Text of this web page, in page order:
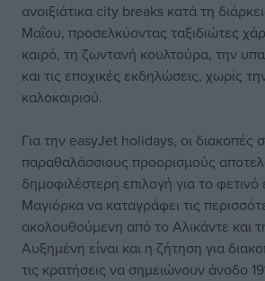
ανοιξιάτικα city breaks κατά τη
Μαΐου, προσελκύοντας ταξιδιώτες
καιρό, τη ζωντανή κουλτούρα, την
και τις εποχικές εκδηλώσεις, χωρίς
καλοκαιριού.
Για την easyJet holidays, οι διακοπές
παραθαλάσσιους προορισμούς
δημοφιλέστερη επιλογή για το
Μαγιόρκα να καταγράφει τις
ακολουθούμενη από το Αλικάντε και
Αυξημένη είναι και η ζήτηση για
τις κρατήσεις να σημειώνουν άνοδο